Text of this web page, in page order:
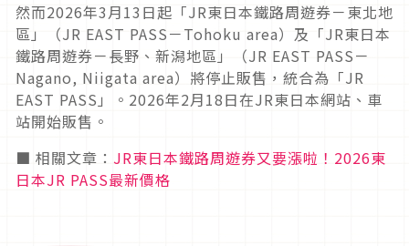
然而2026年3月13日起「JR東日本鐵路周遊券－東北地
區」（JR EAST PASS－Tohoku area）及「JR東日本
鐵路周遊券－長野、新潟地區」（JR EAST PASS－
Nagano, Niigata area）將停止販售，統合為「JR
EAST PASS」。2026年2月18日在JR東日本網站、車
站開始販售。
■ 相關文章： JR東日本鐵路周遊券又要漲啦！2026東
日本JR PASS最新價格